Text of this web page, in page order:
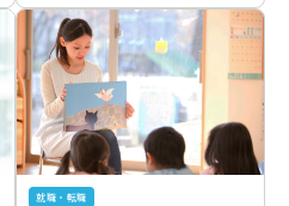
就職・転職